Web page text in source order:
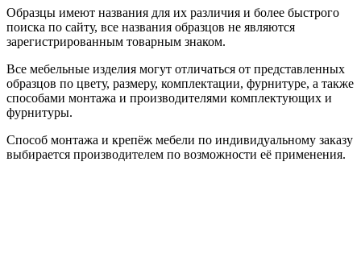
Образцы имеют названия для их различия и более быстрого
поиска по сайту, все названия образцов не являются
зарегистрированным товарным знаком.
Все мебельные изделия могут отличаться от представленных
образцов по цвету, размеру, комплектации, фурнитуре, а также
способами монтажа и производителями комплектующих и
фурнитуры.
Способ монтажа и крепёж мебели по индивидуальному заказу
выбирается производителем по возможности её применения.